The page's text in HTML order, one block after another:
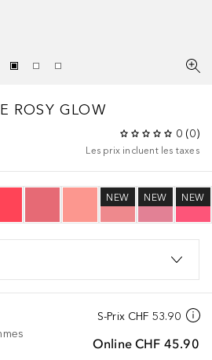
ROSY GLOW
0 (0)
Les prix incluent les taxes
NEW NEW NEW
S-Prix CHF 53.90
Online CHF 45.90